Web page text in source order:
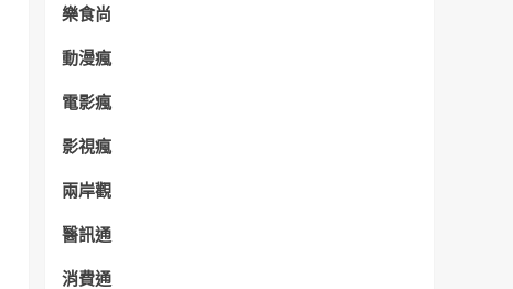
樂食尚
動漫瘋
電影瘋
影視瘋
兩岸觀
醫訊通
消費通